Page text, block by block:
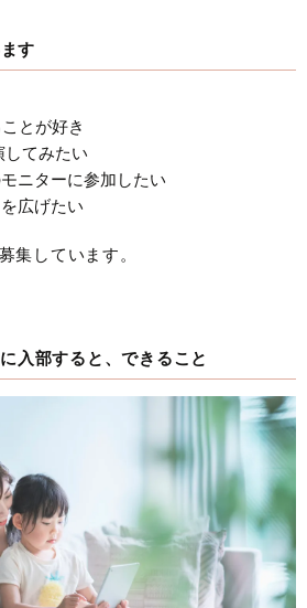
す
とが好き
してみたい
ニターに参加したい
広げたい
集しています。
入部すると、できること